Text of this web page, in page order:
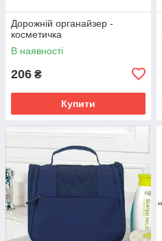
Дорожній органайзер -
косметичка
В наявності
206 ₴
Купити